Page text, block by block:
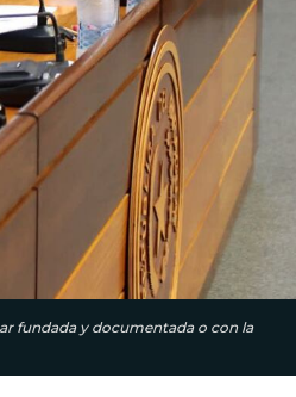
fundada y documentada o con la